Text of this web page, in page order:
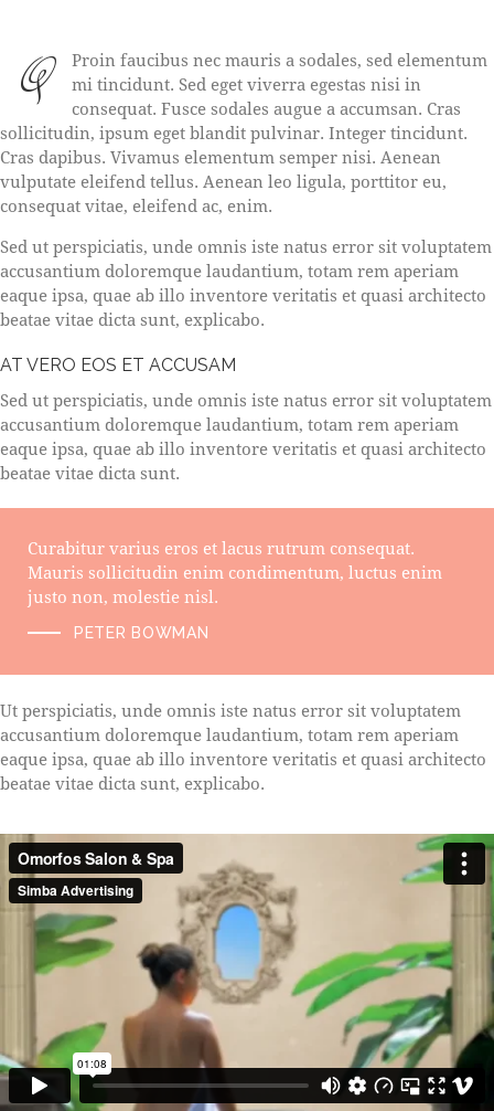
Q
Proin faucibus nec mauris a sodales, sed elementum
mi tincidunt. Sed eget viverra egestas nisi in
consequat. Fusce sodales augue a accumsan. Cras
sollicitudin, ipsum eget blandit pulvinar. Integer tincidunt.
Cras dapibus. Vivamus elementum semper nisi. Aenean
vulputate eleifend tellus. Aenean leo ligula, porttitor eu,
consequat vitae, eleifend ac, enim.
Sed ut perspiciatis, unde omnis iste natus error sit voluptatem
accusantium doloremque laudantium, totam rem aperiam
eaque ipsa, quae ab illo inventore veritatis et quasi architecto
beatae vitae dicta sunt, explicabo.
AT VERO EOS ET ACCUSAM
Sed ut perspiciatis, unde omnis iste natus error sit voluptatem
accusantium doloremque laudantium, totam rem aperiam
eaque ipsa, quae ab illo inventore veritatis et quasi architecto
beatae vitae dicta sunt.
Curabitur varius eros et lacus rutrum consequat.
Mauris sollicitudin enim condimentum, luctus enim
justo non, molestie nisl.
PETER BOWMAN
Ut perspiciatis, unde omnis iste natus error sit voluptatem
accusantium doloremque laudantium, totam rem aperiam
eaque ipsa, quae ab illo inventore veritatis et quasi architecto
beatae vitae dicta sunt, explicabo.